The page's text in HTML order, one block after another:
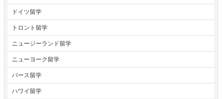
ドイツ留学
トロント留学
ニュージーランド留学
ニューヨーク留学
パース留学
ハワイ留学